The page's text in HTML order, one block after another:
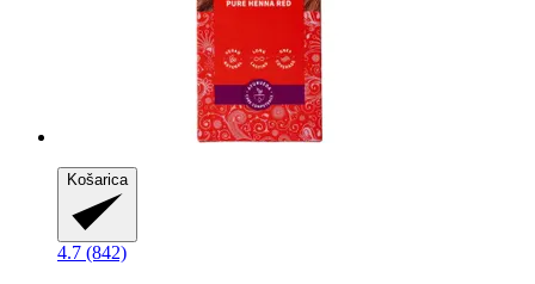
Košarica
4.7 (842)